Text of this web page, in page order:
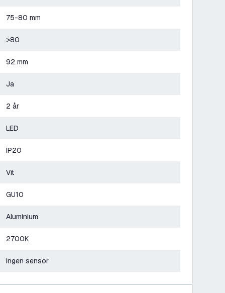
75-80 mm
>80
92 mm
Ja
2 år
LED
IP20
Vit
GU10
Aluminium
2700K
Ingen sensor